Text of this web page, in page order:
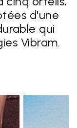
d'une
qui
Vibram.